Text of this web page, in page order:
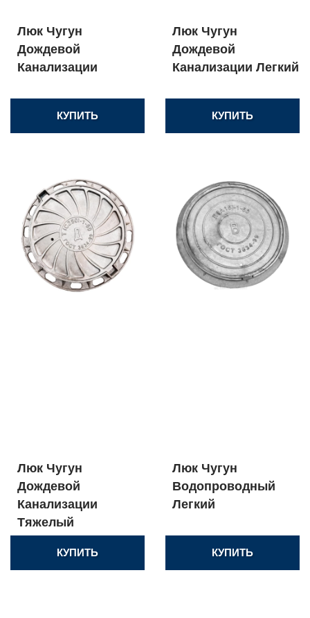
Люк Чугун
Дождевой
Канализации
КУПИТЬ
Люк Чугун
Дождевой
Канализации Легкий
КУПИТЬ
Люк Чугун
Дождевой
Канализации
Тяжелый
КУПИТЬ
Люк Чугун
Водопроводный
Легкий
КУПИТЬ